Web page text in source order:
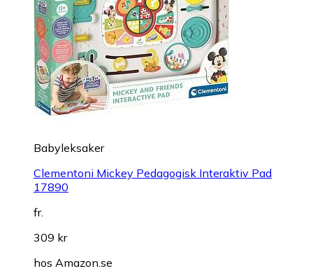
Babyleksaker
Clementoni Mickey Pedagogisk Interaktiv Pad
17890
fr.
309 kr
hos Amazon.se